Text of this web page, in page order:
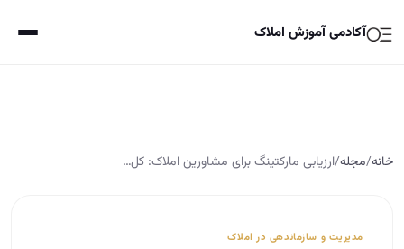
آکادمی آموزش املاک
خانه/مجله/ارزیابی مارکتینگ برای مشاورین املاک: کل…
مدیریت و سازماندهی در املاک